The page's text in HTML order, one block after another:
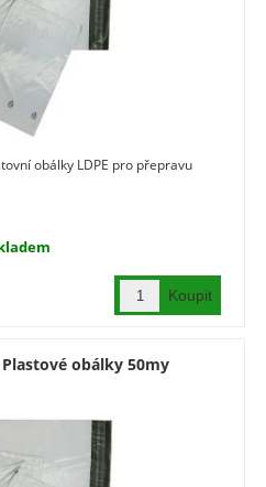
obálky LDPE pro přepravu
obálky 50my